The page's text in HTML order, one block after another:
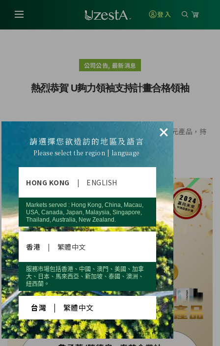
登入
公司公告, 最新消息
熱烈恭賀 U夠力領袖支持計畫合格領袖
恭禧8月份台灣合格領袖 ，公司總計送出價值逾49萬元產品，持
續支持領袖 巿場推廣更有力！
×
請選擇您欲造訪的地區及語言
Please select the region | language
HONG KONG | ENGLISH
Markets served : Hong Kong, China, Macau,
USA, Canada, Japan, Malaysia, Singapore,
Thailand, Australia, New Zealand.
香港 | 繁體中文
服務市場包括香港、中國、澳門、美國、加拿
大、日本、馬來西亞、新加坡、泰國、澳洲、
紐西蘭。
台灣 繁體中文